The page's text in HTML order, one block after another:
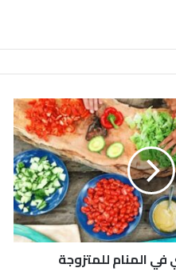
المنام للمتزوجة